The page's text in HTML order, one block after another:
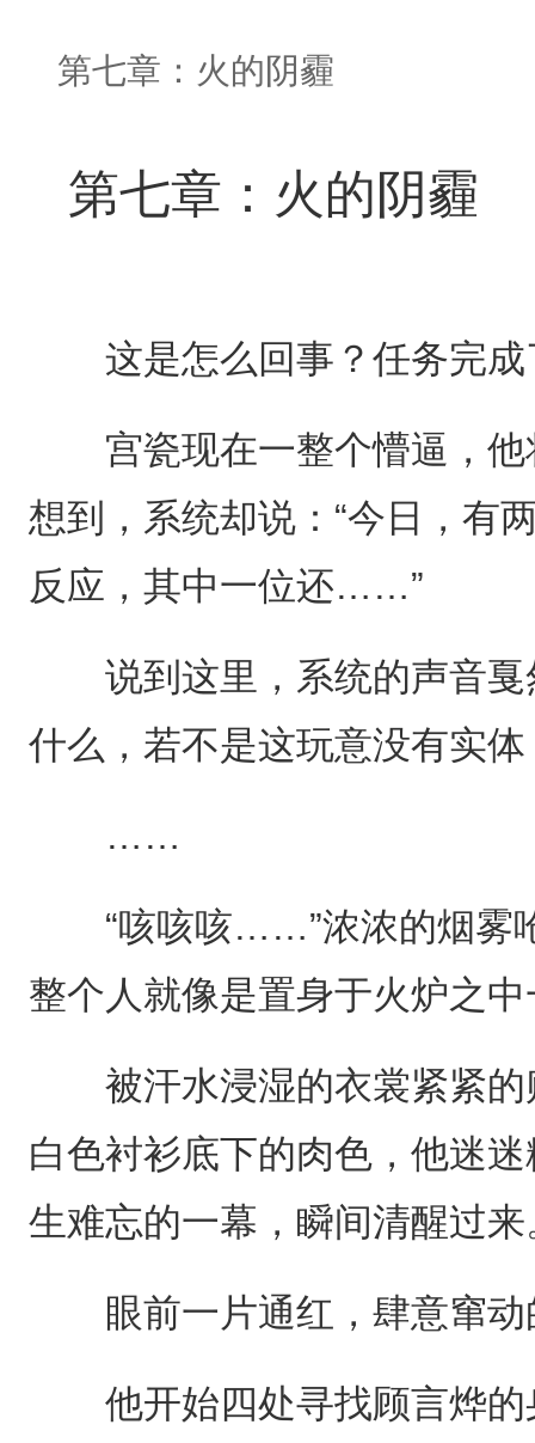
第七章：火的阴霾
第七章：火的阴霾
这是怎么回事？任务完成
宫瓷现在一整个懵逼，他
想到，系统却说：“今日，有
反应，其中一位还……”
说到这里，系统的声音戛
什么，若不是这玩意没有实
……
“咳咳咳……”浓浓的烟雾呛
整个人就像是置身于火炉之
被汗水浸湿的衣裳紧紧的
白色衬衫底下的肉色，他迷
生难忘的一幕，瞬间清醒过来
眼前一片通红，肆意窜动
他开始四处寻找顾言烨的